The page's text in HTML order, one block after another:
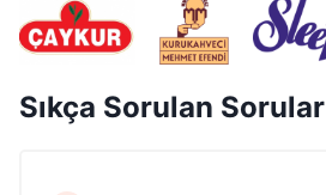
Sıkça Sorulan Sorular